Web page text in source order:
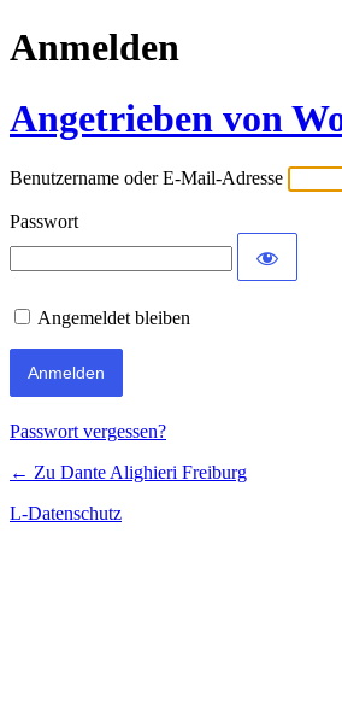
Anmelden
Angetrieben von
Benutzername oder E-Mail-Adresse
Passwort
Angemeldet bleiben
Passwort vergessen?
← Zu Dante Alighieri Freiburg
L-Datenschutz